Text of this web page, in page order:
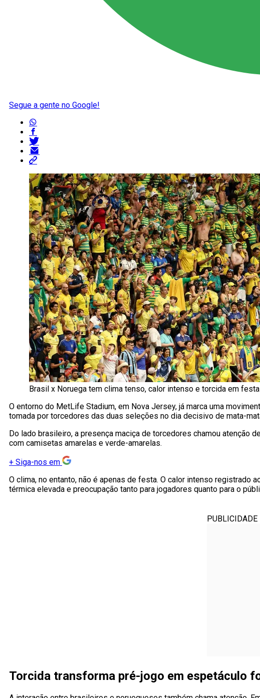
Segue a gente no Google!
Brasil x Noruega tem clima tenso, calor intenso e torcida em
O entorno do MetLife Stadium, em Nova Jersey, já marca uma
tomada por torcedores das duas seleções no dia decisivo de mata-
Do lado brasileiro, a presença maciça de torcedores chamou
com camisetas amarelas e verde-amarelas.
+ Siga-nos em
O clima, no entanto, não é apenas de festa. O calor intenso registrado
térmica elevada e preocupação tanto para jogadores quanto para o
PUBLICIDADE
Torcida transforma pré-jogo em espetáculo